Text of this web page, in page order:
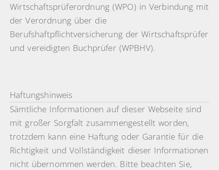
Wirtschaftsprüferordnung (WPO) in Verbindung mit
der Verordnung über die
Berufshaftpflichtversicherung der Wirtschaftsprüfer
und vereidigten Buchprüfer (WPBHV).
Haftungshinweis
Sämtliche Informationen auf dieser Webseite sind
mit großer Sorgfalt zusammengestellt worden,
trotzdem kann eine Haftung oder Garantie für die
Richtigkeit und Vollständigkeit dieser Informationen
nicht übernommen werden. Bitte beachten Sie,